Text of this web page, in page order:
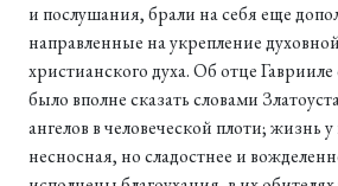
и послушания, брали на себя еще
направленные на укрепление
христианского духа. Об отце
было вполне сказать словами
ангелов в человеческой плоти; жизнь
несносная, но сладостнее и